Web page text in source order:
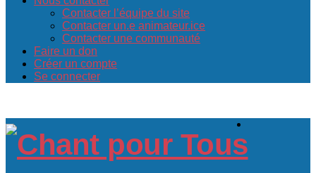
Contacter l’équipe du site
Contacter un.e animateur.ice
Contacter une communauté
Faire un don
Créer un compte
Se connecter